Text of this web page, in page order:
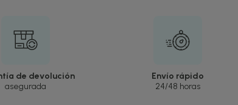
de devolución
asegurada
Envío rápido
24/48 horas